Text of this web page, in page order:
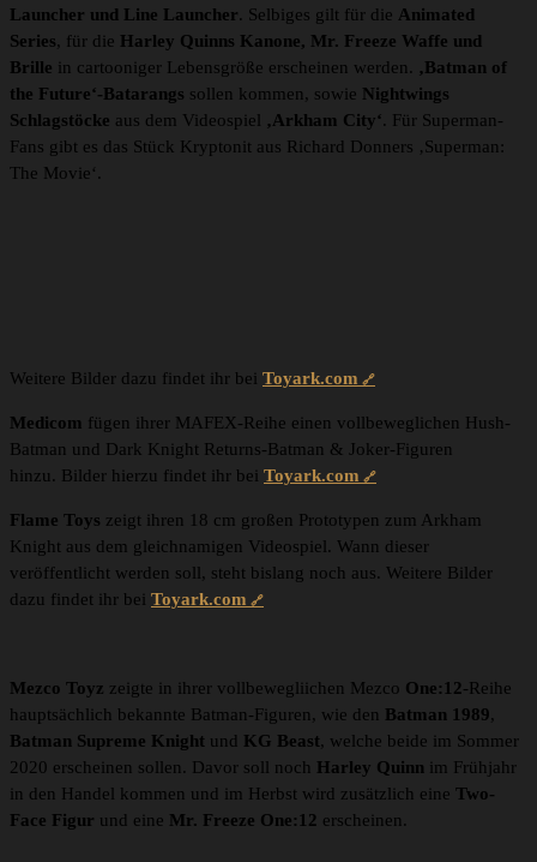
Launcher und Line Launcher. Selbiges gilt für die Animated
Series, für die Harley Quinns Kanone, Mr. Freeze Waffe und
Brille in cartooniger Lebensgröße erscheinen werden. ‚Batman of
the Future‘-Batarangs sollen kommen, sowie Nightwings
Schlagstöcke aus dem Videospiel ‚Arkham City‘. Für Superman-
Fans gibt es das Stück Kryptonit aus Richard Donners ‚Superman:
The Movie‘.
Weitere Bilder dazu findet ihr bei Toyark.com
Medicom fügen ihrer MAFEX-Reihe einen vollbeweglichen Hush-
Batman und Dark Knight Returns-Batman & Joker-Figuren
hinzu. Bilder hierzu findet ihr bei Toyark.com
Flame Toys zeigt ihren 18 cm großen Prototypen zum Arkham
Knight aus dem gleichnamigen Videospiel. Wann dieser
veröffentlicht werden soll, steht bislang noch aus. Weitere Bilder
dazu findet ihr bei Toyark.com
Mezco Toyz zeigte in ihrer vollbewegliichen Mezco One:12-Reihe
hauptsächlich bekannte Batman-Figuren, wie den Batman 1989,
Batman Supreme Knight und KG Beast, welche beide im Sommer
2020 erscheinen sollen. Davor soll noch Harley Quinn im Frühjahr
in den Handel kommen und im Herbst wird zusätzlich eine Two-
Face Figur und eine Mr. Freeze One:12 erscheinen.